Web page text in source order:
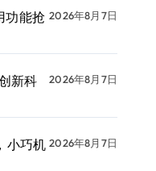
功能抢 2026年8月7日
新科
2026年8月7日
小巧机 2026年8月7日